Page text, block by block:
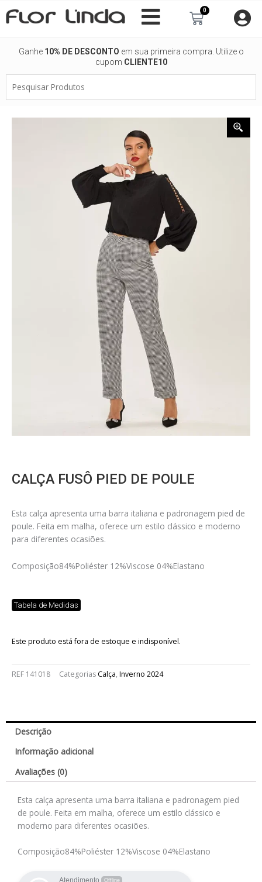
para
0
Carrinho
Ganhe 10% DE DESCONTO em sua primeira compra. Utilize o
cupom CLIENTE10
Produtos
CALÇA FUSÔ PIED DE POULE
Esta calça apresenta uma barra italiana e padronagem pied de
poule. Feita em malha, oferece um estilo clássico e moderno
para diferentes ocasiões.
Composição84%Poliéster 12%Viscose 04%Elastano
Tabela de Medidas
Este produto está fora de estoque e indisponível.
REF 141018 Categorias Calça, Inverno 2024
Descrição
Informação adicional
Avaliações (0)
Esta calça apresenta uma barra italiana e padronagem pied
de poule. Feita em malha, oferece um estilo clássico e
moderno para diferentes ocasiões.
Composição84%Poliéster 12%Viscose 04%Elastano
Atendimento Offline